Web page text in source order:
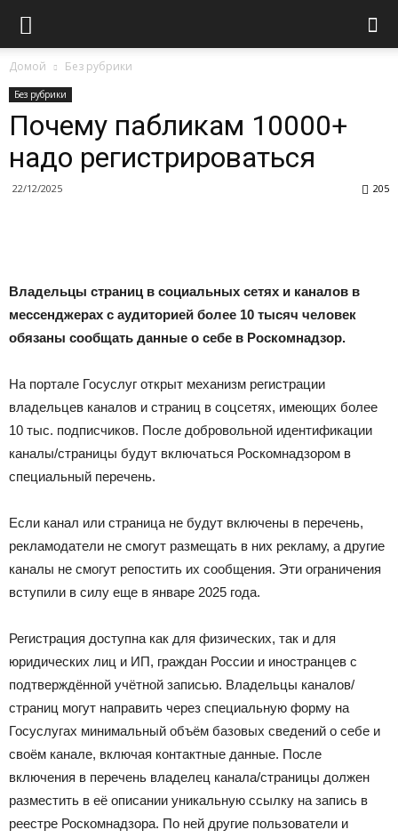
Домой Без рубрики
Без рубрики
Почему пабликам 10000+
надо регистрироваться
22/12/2025 205
Владельцы страниц в социальных сетях и каналов в
мессенджерах с аудиторией более 10 тысяч человек
обязаны сообщать данные о себе в Роскомнадзор.
На портале Госуслуг открыт механизм регистрации
владельцев каналов и страниц в соцсетях, имеющих более
10 тыс. подписчиков. После добровольной идентификации
каналы/страницы будут включаться Роскомнадзором в
специальный перечень.
Если канал или страница не будут включены в перечень,
рекламодатели не смогут размещать в них рекламу, а другие
каналы не смогут репостить их сообщения. Эти ограничения
вступили в силу еще в январе 2025 года.
Регистрация доступна как для физических, так и для
юридических лиц и ИП, граждан России и иностранцев с
подтверждённой учётной записью. Владельцы каналов/
страниц могут направить через специальную форму на
Госуслугах минимальный объём базовых сведений о себе и
своём канале, включая контактные данные. После
включения в перечень владелец канала/страницы должен
разместить в её описании уникальную ссылку на запись в
реестре Роскомнадзора. По ней другие пользователи и